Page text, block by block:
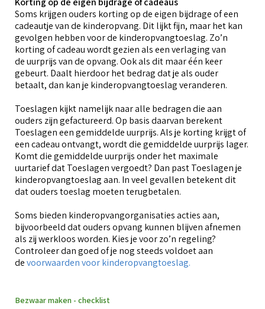
Soms krijgen ouders korting op de eigen bijdrage of een
cadeautje van de kinderopvang. Dit lijkt fijn, maar het kan
gevolgen hebben voor de kinderopvangtoeslag. Zo’n
korting of cadeau wordt gezien als een verlaging van
de uurprijs van de opvang. Ook als dit maar één keer
gebeurt. Daalt hierdoor het bedrag dat je als ouder
betaalt, dan kan je kinderopvangtoeslag veranderen.
Toeslagen kijkt namelijk naar alle bedragen die aan
ouders zijn gefactureerd. Op basis daarvan berekent
Toeslagen een gemiddelde uurprijs. Als je korting krijgt of
een cadeau ontvangt, wordt die gemiddelde uurprijs lager.
Komt die gemiddelde uurprijs onder het maximale
uurtarief dat Toeslagen vergoedt? Dan past Toeslagen je
kinderopvangtoeslag aan. In veel gevallen betekent dit
dat ouders toeslag moeten terugbetalen.
Soms bieden kinderopvangorganisaties acties aan,
bijvoorbeeld dat ouders opvang kunnen blijven afnemen
als zij werkloos worden. Kies je voor zo’n regeling?
Controleer dan goed of je nog steeds voldoet aan
devoorwaarden voor kinderopvangtoeslag.
Bezwaar maken - checklist